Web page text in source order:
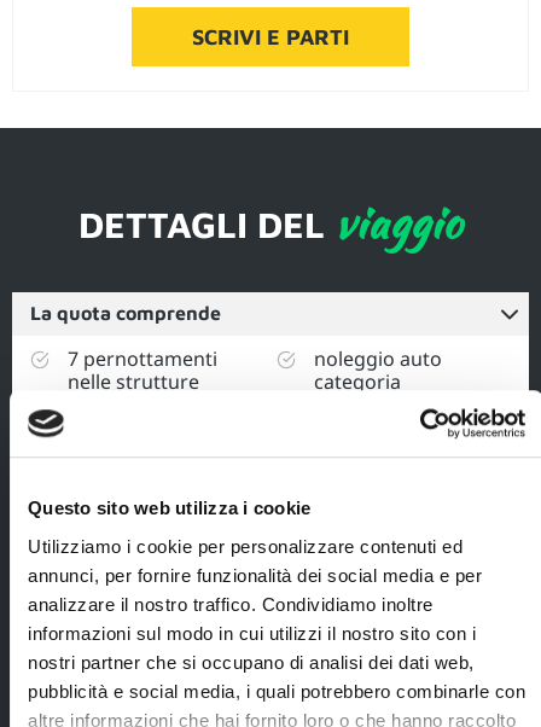
Questo sito web utilizza i cookie
Utilizziamo i cookie per personalizzare contenuti ed
annunci, per fornire funzionalità dei social media e per
analizzare il nostro traffico. Condividiamo inoltre
informazioni sul modo in cui utilizzi il nostro sito con i
nostri partner che si occupano di analisi dei dati web,
pubblicità e social media, i quali potrebbero combinarle con
altre informazioni che hai fornito loro o che hanno raccolto
SCRIVI E PARTI
DETTAGLI DEL viaggio
La quota comprende
7 pernottamenti
nelle strutture
similari pari
camera
standard, inclusa
prima colazione
a buffet;
noleggio auto
categoria
utilitaria (Toyota
Yaris o similare),
incluso
obbligatorie,
ritiro il giorno 1 e
rilascio il giorno
8 all’aeroporto di
Bergen;
assicurazione
medico/bagaglio/annullamento
a copertura dei servizi gestiti